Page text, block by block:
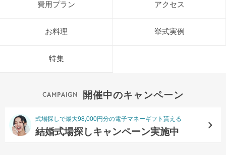
費用プラン アクセス
お料理 挙式実例
特集
開催中のキャンペーン
式場探しで最大98,000円分の電子マネーギフト貰える
結婚式場探しキャンペーン実施中